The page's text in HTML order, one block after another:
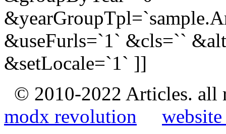
&useFurls=`1` &cls=``
&setLocale=`1` ]]
© 2010-2022 Articles.
modx revolution